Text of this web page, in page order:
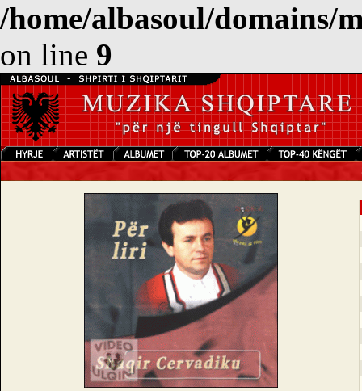
/home/albasoul/domains/
on line 9